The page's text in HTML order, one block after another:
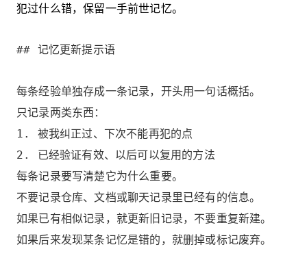
犯过什么错，保留一手前世记忆。
## 记忆更新提示语
每条经验单独存成一条记录，开头用一句话概括。
只记录两类东西：
1. 被我纠正过、下次不能再犯的点
2. 已经验证有效、以后可以复用的方法
每条记录要写清楚它为什么重要。
不要记录仓库、文档或聊天记录里已经有的信息。
如果已有相似记录，就更新旧记录，不要重复新建。
如果后来发现某条记忆是错的，就删掉或标记废弃。